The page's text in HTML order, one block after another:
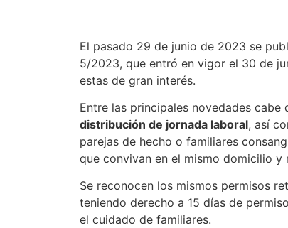
El pasado 29 de junio de 2023 se
5/2023, que entró en vigor el 30 de
estas de gran interés.
Entre las principales novedades cabe
distribución de jornada laboral, así
parejas de hecho o familiares
que convivan en el mismo domicilio y
Se reconocen los mismos permisos
teniendo derecho a 15 días de
el cuidado de familiares.